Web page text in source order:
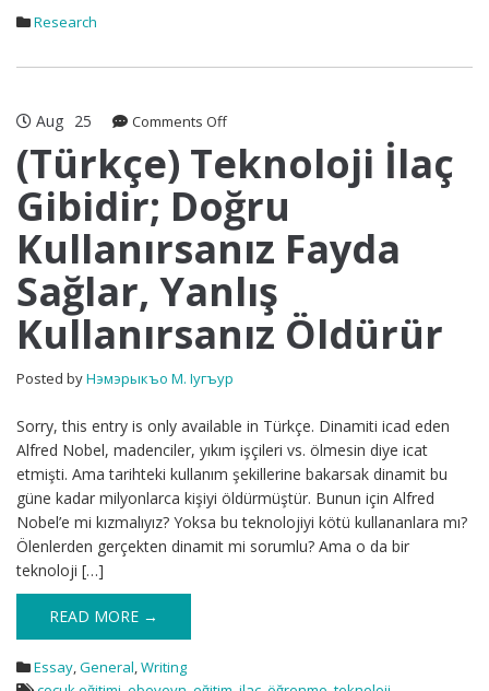
Research
Aug 25 Comments Offon
Teknoloji
İlaç
Gibidir;
Doğru
Kullanırsanız
Fayda
Sağlar,
Yanlış
Kullanırsanız
Öldürür
(Türkçe) Teknoloji İlaç
Gibidir; Doğru
Kullanırsanız Fayda
Sağlar, Yanlış
Kullanırsanız Öldürür
Posted byНэмэрыкъо М. Iугъур
Sorry, this entry is only available in Türkçe. Dinamiti icad eden
Alfred Nobel, madenciler, yıkım işçileri vs. ölmesin diye icat
etmişti. Ama tarihteki kullanım şekillerine bakarsak dinamit bu
güne kadar milyonlarca kişiyi öldürmüştür. Bunun için Alfred
Nobel’e mi kızmalıyız? Yoksa bu teknolojiyi kötü kullananlara mı?
Ölenlerden gerçekten dinamit mi sorumlu? Ama o da bir
teknoloji […]
READ MORE →
Essay,General,Writing